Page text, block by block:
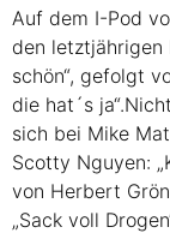
Auf dem I-Pod
den letztjährigen
schön“, gefolgt
die hat´s
sich bei Mike
Scotty Nguyen:
von Herbert
„Sack voll